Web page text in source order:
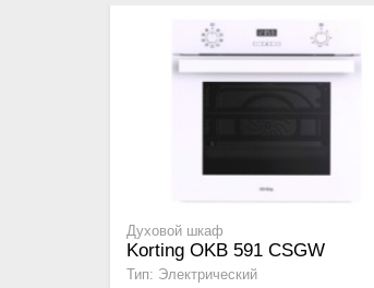
Духовой шкаф
Korting OKB 591 CSGW
Тип: Электрический